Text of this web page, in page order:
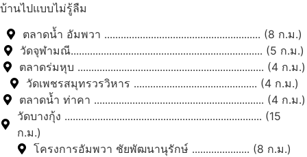
บ้านไปแบบไม่รู้ลืม
ตลาดน้ำ อัมพวา ......................................................... (8 ก.ม.)
วัดจุฬามณี...................................................................... (5 ก.ม.)
ตลาดร่มหุบ .................................................................... (4 ก.ม.)
วัดเพชรสมุทรวรวิหาร ............................................. (4 ก.ม.)
ตลาดน้ำ ท่าคา .............................................................. (4 ก.ม.)
วัดบางกุ้ง ........................................................................ (15
ก.ม.)
โครงการอัมพวา ชัยพัฒนานุรักษ์ ..................... (8 ก.ม.)